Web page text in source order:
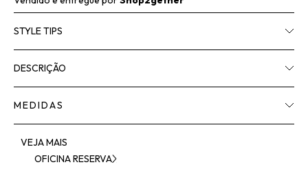
STYLE TIPS
DESCRIÇÃO
MEDIDAS
VEJA MAIS
OFICINA RESERVA